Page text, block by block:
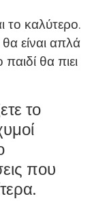
το καλύτερο.
είναι απλά
θα πιει
το
που